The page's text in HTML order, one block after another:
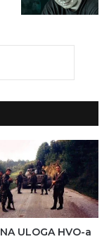
ULOGA HVO-a